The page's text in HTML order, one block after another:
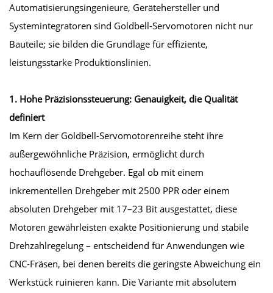
Automatisierungsingenieure, Gerätehersteller und
Systemintegratoren sind Goldbell-Servomotoren nicht nur
Bauteile; sie bilden die Grundlage für effiziente,
leistungsstarke Produktionslinien.
1. Hohe Präzisionssteuerung: Genauigkeit, die Qualität
definiert
Im Kern der Goldbell-Servomotorenreihe steht ihre
außergewöhnliche Präzision, ermöglicht durch
hochauflösende Drehgeber. Egal ob mit einem
inkrementellen Drehgeber mit 2500 PPR oder einem
absoluten Drehgeber mit 17–23 Bit ausgestattet, diese
Motoren gewährleisten exakte Positionierung und stabile
Drehzahlregelung – entscheidend für Anwendungen wie
CNC-Fräsen, bei denen bereits die geringste Abweichung ein
Werkstück ruinieren kann. Die Variante mit absolutem